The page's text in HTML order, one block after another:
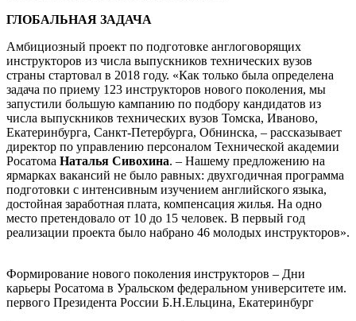
ГЛОБАЛЬНАЯ ЗАДАЧА
Амбициозный проект по подготовке англоговорящих
инструкторов из числа выпускников технических вузов
страны стартовал в 2018 году. «Как только была определена
задача по приему 123 инструкторов нового поколения, мы
запустили большую кампанию по подбору кандидатов из
числа выпускников технических вузов Томска, Иваново,
Екатеринбурга, Санкт-Петербурга, Обнинска, – рассказывает
директор по управлению персоналом Технической академии
Росатома Наталья Сивохина. – Нашему предложению на
ярмарках вакансий не было равных: двухгодичная программа
подготовки с интенсивным изучением английского языка,
достойная заработная плата, компенсация жилья. На одно
место претендовало от 10 до 15 человек. В первый год
реализации проекта было набрано 46 молодых инструкторов».
Формирование нового поколения инструкторов – Дни
карьеры Росатома в Уральском федеральном университете им.
первого Президента России Б.Н.Ельцина, Екатеринбург